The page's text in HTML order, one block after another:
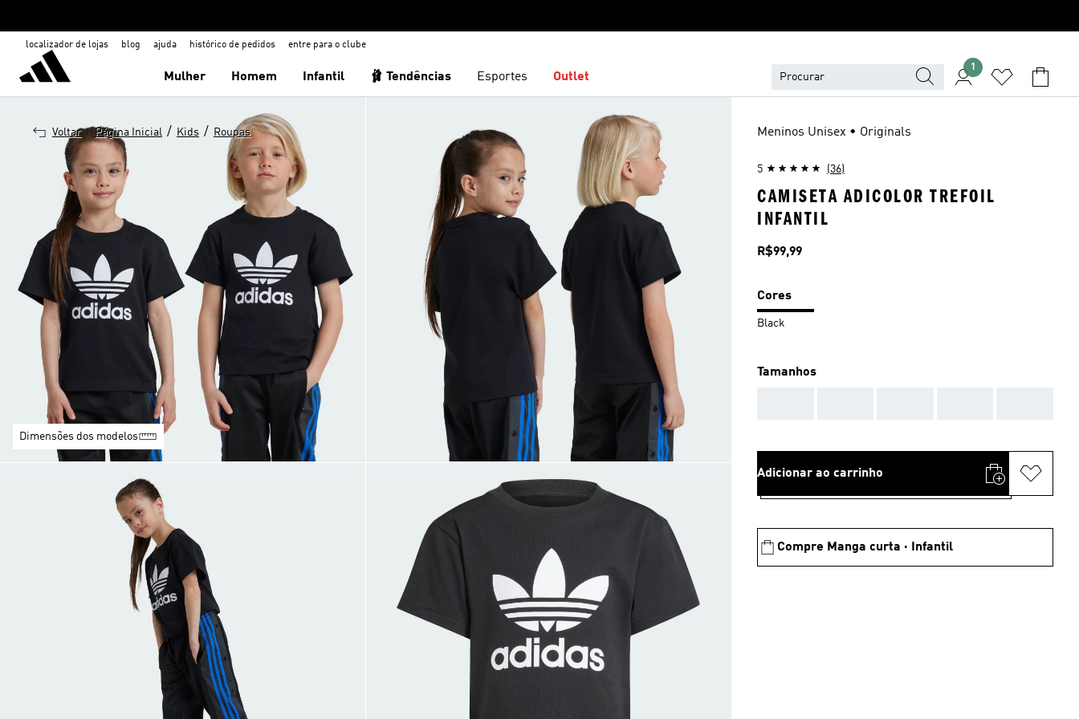
localizador de lojas blog ajuda histórico de pedidos entre para o clube
Mulher Homem Infantil 🩰 Tendências Esportes Outlet
1
Voltar Página Inicial / Kids / Roupas
Dimensões dos modelos
Meninos Unisex • Originals
5 (36)
CAMISETA ADICOLOR TREFOIL
INFANTIL
Preço
R$99,99
Cores
Black
Tamanhos
Adicionar ao carrinho
Compre Manga curta · Infantil